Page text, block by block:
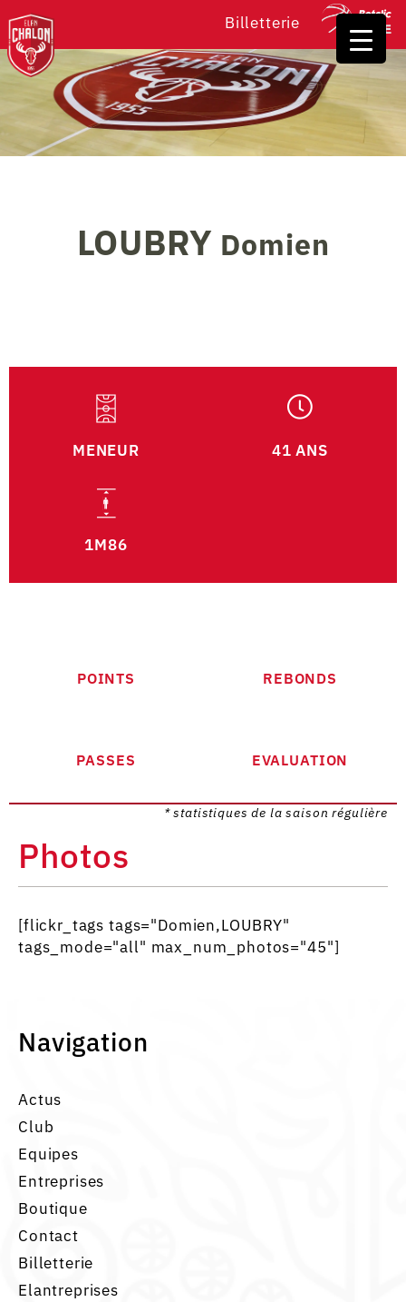
Billetterie
LOUBRY Domien
MENEUR 41 ANS
1M86
POINTS REBONDS
PASSES EVALUATION
* statistiques de la saison régulière
Photos
[flickr_tags tags="Domien,LOUBRY"
tags_mode="all" max_num_photos="45"]
Navigation
Actus
Club
Equipes
Entreprises
Boutique
Contact
Billetterie
Elantreprises